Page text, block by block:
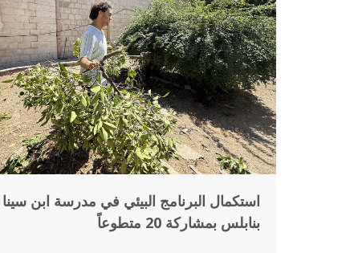
استكمال البرنامج البيئي في مدرسة ابن سينا
بنابلس بمشاركة 20 متطوعاً